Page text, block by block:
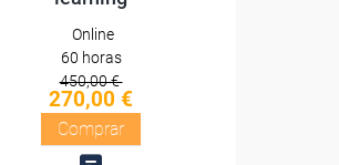
Online
60 horas
450,00 €
270,00 €
Comprar